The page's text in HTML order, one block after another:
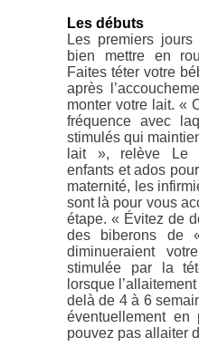
Les débuts
Les premiers
bien mettre en
Faites téter votre
après
monter votre lait. «
fréquence avec
stimulés qui
lait », relève Le
enfants et ados
maternité, les
sont là pour vous
étape. « Évitez de
des biberons de
diminueraient
stimulée par la
lorsque
delà de 4 à 6
éventuellement
pouvez pas allaiter